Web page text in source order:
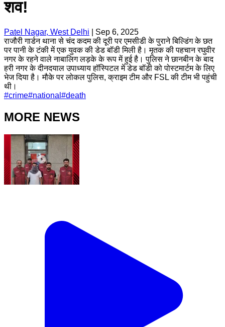
शव!
Patel Nagar, West Delhi
Sep 6, 2025
राजौरी गार्डन थाना से चंद कदम की दूरी पर एमसीडी के पुराने बिल्डिंग के छत
पर पानी के टंकी में एक युवक की डेड बॉडी मिली है। मृतक की पहचान रघुवीर
नगर के रहने वाले नाबालिग लड़के के रूप में हुई है। पुलिस ने छानबीन के बाद
हरी नगर के दीनदयाल उपाध्याय हॉस्पिटल में डेड बॉडी को पोस्टमार्टम के लिए
भेज दिया है। मौके पर लोकल पुलिस, क्राइम टीम और FSL की टीम भी पहुंची
थी।
#crime#national #death
MORE NEWS